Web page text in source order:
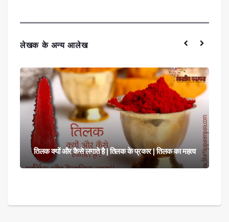
लेखक के अन्य आलेख
गुरु पूर्णिमा | गुरु पूर्णिमा का अर्थ | गुरु पूर्णिमा का महत्व